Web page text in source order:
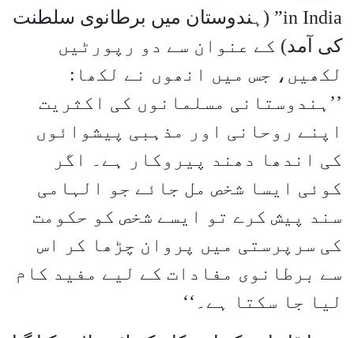
in India” (ہندوستان میں برطانوی سلطنت
کی آمد) کے عنوان سے دو رپورٹیں
لکھیں، جس میں انھوں نے لکھا:
’’ہندوستانی مسلمانوں کی اکثریت
اپنے روحانی اور مذہبی پیشوائوں
کی اندھا دھند پیروکار ہے۔ اگر
کوئی ایسا شخص مل جائے جو الہامی
سند پیش کرے تو ایسے شخص کو حکومت
کی سرپرستی میں پروان چڑھا کر اس
سے برطانوی مفادات کے لیے مفید کام
لیا جا سکتا ہے۔‘‘